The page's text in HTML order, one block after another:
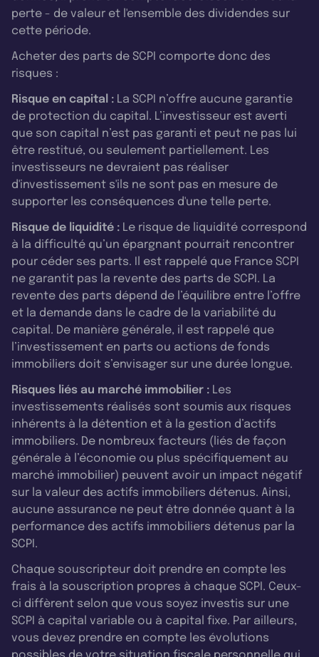
perte - de valeur et l'ensemble des dividendes sur
cette période.
Acheter des parts de SCPI comporte donc des
risques :
Risque en capital : La SCPI n’offre aucune garantie
de protection du capital. L’investisseur est averti
que son capital n’est pas garanti et peut ne pas lui
être restitué, ou seulement partiellement. Les
investisseurs ne devraient pas réaliser
d'investissement s'ils ne sont pas en mesure de
supporter les conséquences d'une telle perte.
Risque de liquidité : Le risque de liquidité correspond
à la difficulté qu’un épargnant pourrait rencontrer
pour céder ses parts. Il est rappelé que France SCPI
ne garantit pas la revente des parts de SCPI. La
revente des parts dépend de l’équilibre entre l’offre
et la demande dans le cadre de la variabilité du
capital. De manière générale, il est rappelé que
l’investissement en parts ou actions de fonds
immobiliers doit s’envisager sur une durée longue.
Risques liés au marché immobilier : Les
investissements réalisés sont soumis aux risques
inhérents à la détention et à la gestion d’actifs
immobiliers. De nombreux facteurs (liés de façon
générale à l’économie ou plus spécifiquement au
marché immobilier) peuvent avoir un impact négatif
sur la valeur des actifs immobiliers détenus. Ainsi,
aucune assurance ne peut être donnée quant à la
performance des actifs immobiliers détenus par la
SCPI.
Chaque souscripteur doit prendre en compte les
frais à la souscription propres à chaque SCPI. Ceux-
ci diffèrent selon que vous soyez investis sur une
SCPI à capital variable ou à capital fixe. Par ailleurs,
vous devez prendre en compte les évolutions